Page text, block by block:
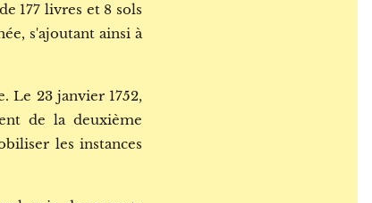
177 livres et 8 sols
s'ajoutant ainsi à
Le 23 janvier 1752,
de la deuxième
les instances